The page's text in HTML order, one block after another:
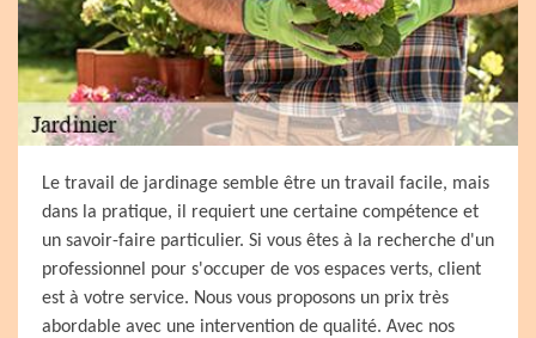
Le travail de jardinage semble être un travail facile, mais
dans la pratique, il requiert une certaine compétence et
un savoir-faire particulier. Si vous êtes à la recherche d'un
professionnel pour s'occuper de vos espaces verts, client
est à votre service. Nous vous proposons un prix très
abordable avec une intervention de qualité. Avec nos